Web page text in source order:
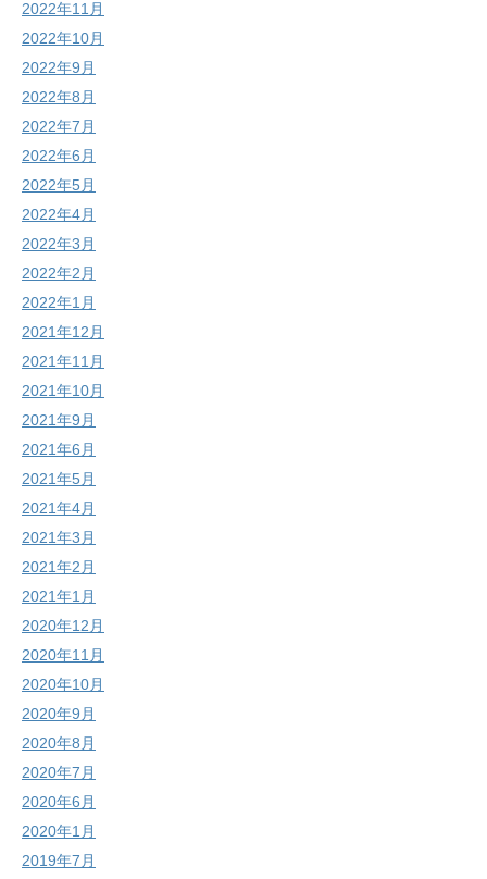
2022年11月
2022年10月
2022年9月
2022年8月
2022年7月
2022年6月
2022年5月
2022年4月
2022年3月
2022年2月
2022年1月
2021年12月
2021年11月
2021年10月
2021年9月
2021年6月
2021年5月
2021年4月
2021年3月
2021年2月
2021年1月
2020年12月
2020年11月
2020年10月
2020年9月
2020年8月
2020年7月
2020年6月
2020年1月
2019年7月